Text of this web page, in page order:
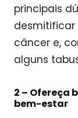
principais
desmitificar
câncer e,
alguns
2 – Ofereça
bem-estar